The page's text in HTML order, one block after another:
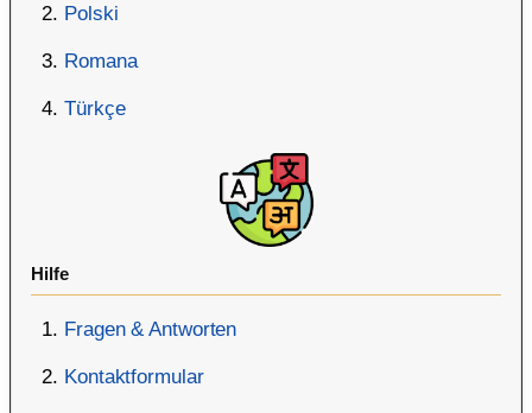
Polski
Romana
Türkçe
Hilfe
Fragen & Antworten
Kontaktformular